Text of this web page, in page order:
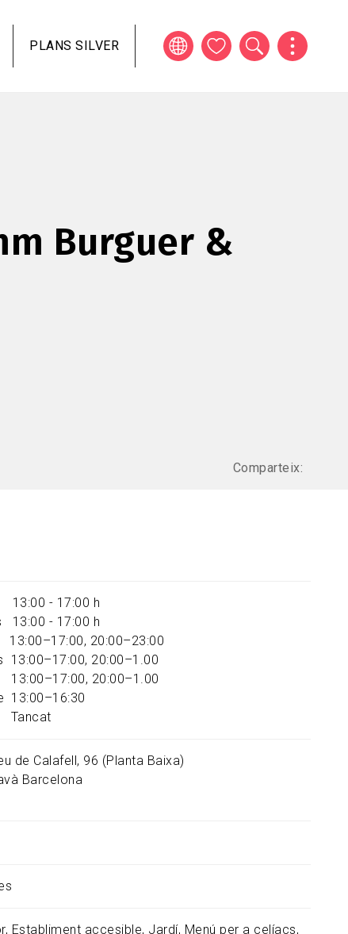
PLANS SILVER
Burguer &
Comparteix:
- 17:00 h
13:00 - 17:00 h
20:00–23:00
13:00–17:00, 20:00–1.00
20:00–1.00
13:00–16:30
de Calafell, 96 (Planta Baixa)
Barcelona
Establiment accesible Jardí Menú per a celíacs